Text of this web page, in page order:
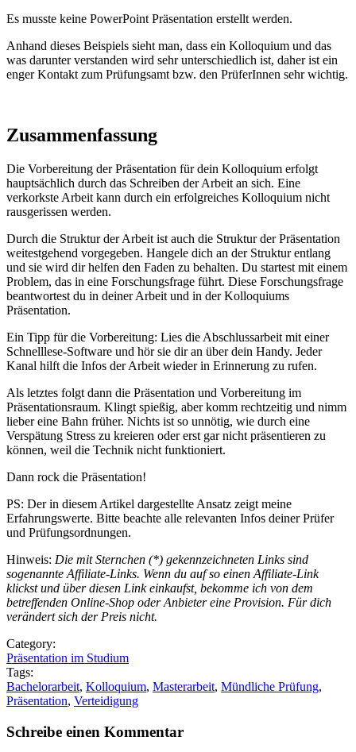
Es musste keine PowerPoint Präsentation erstellt werden.
Anhand dieses Beispiels sieht man, dass ein Kolloquium und das
was darunter verstanden wird sehr unterschiedlich ist, daher ist ein
enger Kontakt zum Prüfungsamt bzw. den PrüferInnen sehr wichtig.
Zusammenfassung
Die Vorbereitung der Präsentation für dein Kolloquium erfolgt
hauptsächlich durch das Schreiben der Arbeit an sich. Eine
verkorkste Arbeit kann durch ein erfolgreiches Kolloquium nicht
rausgerissen werden.
Durch die Struktur der Arbeit ist auch die Struktur der Präsentation
weitestgehend vorgegeben. Hangele dich an der Struktur entlang
und sie wird dir helfen den Faden zu behalten. Du startest mit einem
Problem, das in eine Forschungsfrage führt. Diese Forschungsfrage
beantwortest du in deiner Arbeit und in der Kolloquiums
Präsentation.
Ein Tipp für die Vorbereitung: Lies die Abschlussarbeit mit einer
Schnelllese-Software und hör sie dir an über dein Handy. Jeder
Kanal hilft die Infos der Arbeit wieder in Erinnerung zu rufen.
Als letztes folgt dann die Präsentation und Vorbereitung im
Präsentationsraum. Klingt spießig, aber komm rechtzeitig und nimm
lieber eine Bahn früher. Nichts ist so unnötig, wie durch eine
Verspätung Stress zu kreieren oder erst gar nicht präsentieren zu
können, weil die Technik nicht funktioniert.
Dann rock die Präsentation!
PS: Der in diesem Artikel dargestellte Ansatz zeigt meine
Erfahrungswerte. Bitte beachte alle relevanten Infos deiner Prüfer
und Prüfungsordnungen.
Hinweis: Die mit Sternchen (*) gekennzeichneten Links sind
sogenannte Affiliate-Links. Wenn du auf so einen Affiliate-Link
klickst und über diesen Link einkaufst, bekomme ich von dem
betreffenden Online-Shop oder Anbieter eine Provision. Für dich
verändert sich der Preis nicht.
Category:
Präsentation im Studium
Tags:
Bachelorarbeit, Kolloquium, Masterarbeit, Mündliche Prüfung,
Präsentation, Verteidigung
Schreibe einen Kommentar